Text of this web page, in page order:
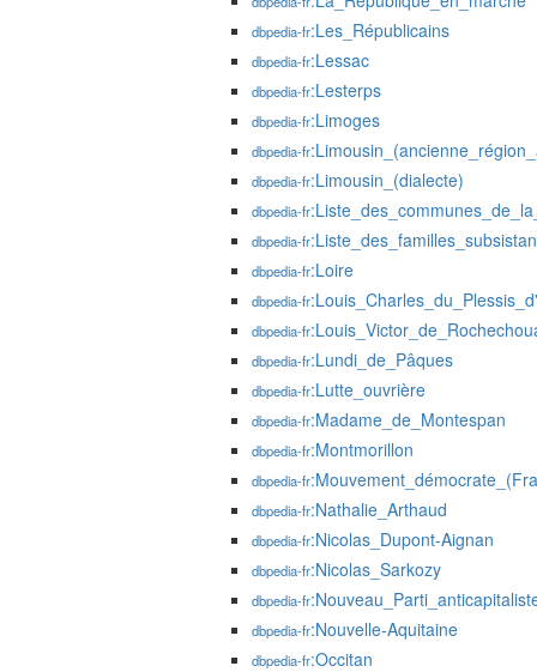
dbpedia-fr:Les_Républicains
dbpedia-fr:Lessac
dbpedia-fr:Lesterps
dbpedia-fr:Limoges
dbpedia-fr
dbpedia-fr:Limousin_(dialecte)
dbpedia-fr
dbpedia-fr
dbpedia-fr:Loire
dbpedia-fr
dbpedia-fr
dbpedia-fr:Lundi_de_Pâques
dbpedia-fr:Lutte_ouvrière
dbpedia-fr:Madame_de_Montespan
dbpedia-fr:Montmorillon
dbpedia-fr
dbpedia-fr:Nathalie_Arthaud
dbpedia-fr:Nicolas_Dupont-Aignan
dbpedia-fr:Nicolas_Sarkozy
dbpedia-fr
dbpedia-fr:Nouvelle-Aquitaine
dbpedia-fr:Occitan